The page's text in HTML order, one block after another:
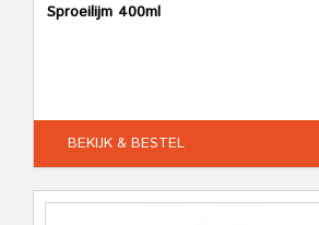
Sproeilijm 400ml
BEKIJK & BESTEL